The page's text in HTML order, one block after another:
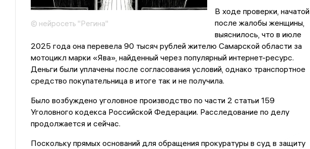
© нейросеть "Регина"
В ходе проверки, начатой
после жалобы женщины,
выяснилось, что в июле
2025 года она перевела 90 тысяч рублей жителю Самарской области за
мотоцикл марки «Ява», найденный через популярный интернет-ресурс.
Деньги были уплачены после согласования условий, однако транспортное
средство покупательница в итоге так и не получила.
Было возбуждено уголовное производство по части 2 статьи 159
Уголовного кодекса Российской Федерации. Расследование по делу
продолжается и сейчас.
Поскольку прямых оснований для обращения прокуратуры в суд в защиту